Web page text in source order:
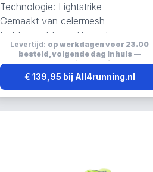
Technologie: Lightstrike
Gemaakt van celermesh
Lichtgewicht, ventilerend en
ademend
Levertijd: op werkdagen voor 23.00
besteld, volgende dag in huis—
verzending:gratis
€ 139,95 bij All4running.nl